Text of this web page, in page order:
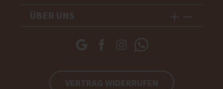
ÜBER UNS
VERTRAG WIDERRUFEN